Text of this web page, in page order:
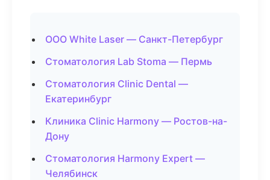
ООО White Laser — Санкт-Петербург
Стоматология Lab Stoma — Пермь
Стоматология Clinic Dental —
Екатеринбург
Клиника Clinic Harmony — Ростов-на-
Дону
Стоматология Harmony Expert —
Челябинск